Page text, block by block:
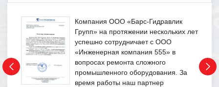
Компания ООО «Барс-Гидравлик
Групп» на протяжении нескольких лет
успешно сотрудничает с ООО
«Инженерная компания 555» в
вопросах ремонта сложного
промышленного оборудования. За
время работы наш партнер